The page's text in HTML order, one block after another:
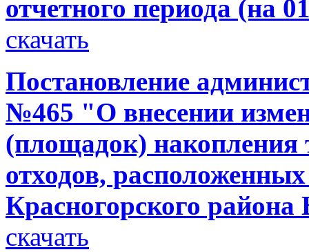
отчетного периода (на
скачать
Постановление
№465 "О внесении
(площадок)
отходов,
Красногорского
скачать